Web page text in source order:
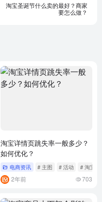
淘宝圣诞节什么卖的最好？商家
要怎么做？
淘宝详情页跳失率一般多少？
如何优化？
电商资讯 # 主图 # 活动 # 淘宝
2年前 703